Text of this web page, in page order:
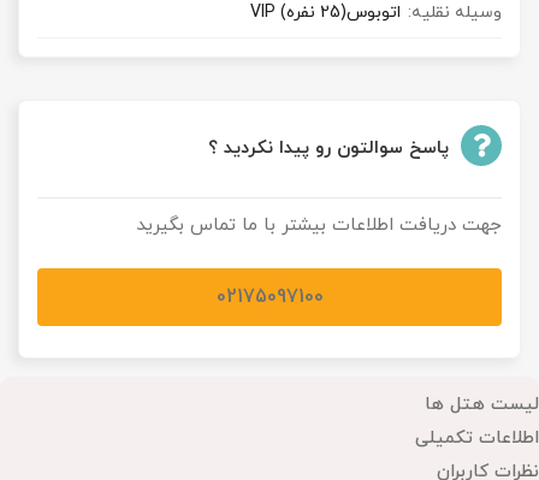
لیست هتل ها
اطلاعات تکمیلی
نظرات کاربران
وسیله نقلیه: اتوبوس(25 نفره) VIP
پاسخ سوالتون رو پیدا نکردید ؟
جهت دریافت اطلاعات بیشتر با ما تماس بگیرید
02175097100